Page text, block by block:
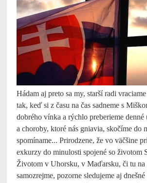
Hádam aj preto sa my, starší radi
tak, keď si z času na čas sadneme s
dobrého vínka a rýchlo preberieme denné
a choroby, ktoré nás gniavia, skočíme do
spomíname... Prirodzene, že vo väčšine
exkurzy do minulosti spojené so životom
Životom v Uhorsku, v Maďarsku, či tu na
samozrejme, pozorne sledujeme aj dnešné